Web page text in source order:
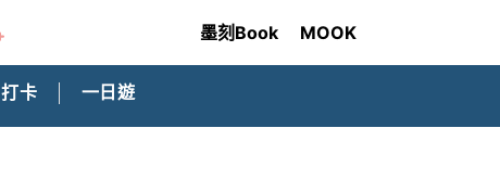
墨刻Book MOOK
打卡 一日遊